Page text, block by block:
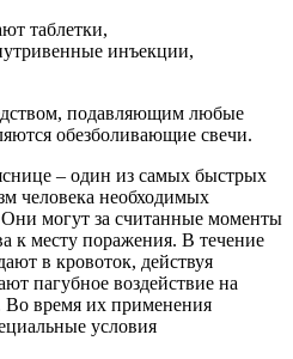
таблетки,
инъекции,
подавляющим любые
обезболивающие свечи.
– один из самых быстрых
человека необходимых
могут за считанные моменты
к месту поражения. В течение
в кровоток, действуя
пагубное воздействие на
время их применения
условия